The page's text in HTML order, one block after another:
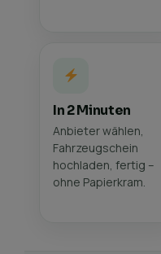
In 2 Minuten
Anbieter wählen,
Fahrzeugschein
hochladen, fertig –
ohne Papierkram.